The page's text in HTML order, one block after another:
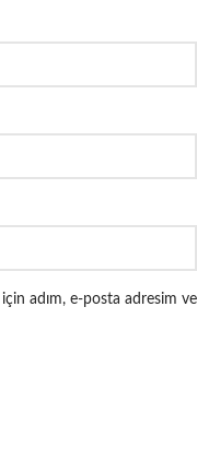
adım, e-posta adresim ve